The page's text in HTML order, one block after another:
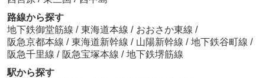
路線から探す
地下鉄御堂筋線 / 東海道本線 / おおさか東線 /
阪急京都本線 / 東海道新幹線 / 山陽新幹線 / 地下鉄谷町線 /
阪急千里線 / 阪急宝塚本線 / 地下鉄堺筋線
駅から探す